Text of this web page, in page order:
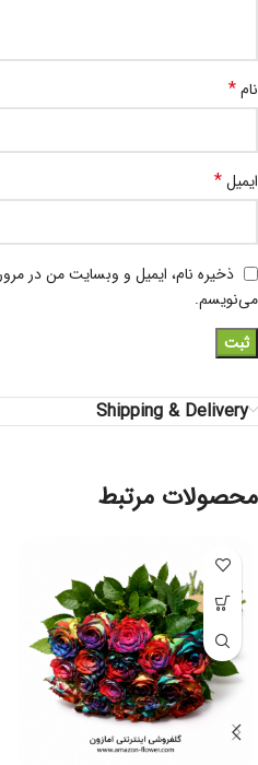
نام*
ایمیل*
ذخیره نام، ایمیل و وبسایت من در
می‌نویسم.
Shipping & Delivery
محصولات مرتبط